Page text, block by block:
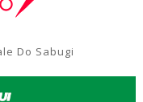
Do Sabugi